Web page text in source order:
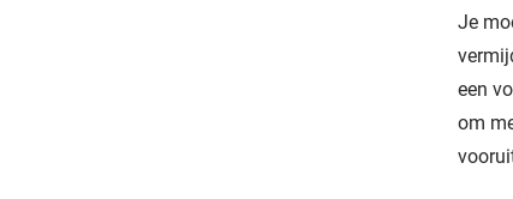
Je
een
om